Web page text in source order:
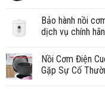
Bảo hành nồi
dịch vụ chính
Nồi Cơm Điện
Gặp Sự Cố